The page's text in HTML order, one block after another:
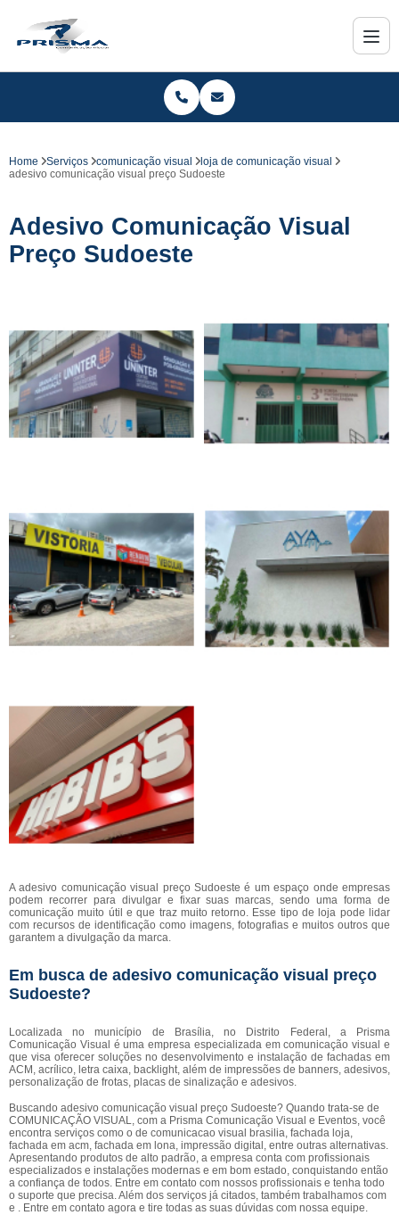
Home Serviços comunicação visual
loja de comunicação visual
adesivo comunicação visual preço Sudoeste
Adesivo Comunicação Visual
Preço Sudoeste
A adesivo comunicação visual preço Sudoeste é um espaço onde empresas
podem recorrer para divulgar e fixar suas marcas, sendo uma forma de
comunicação muito útil e que traz muito retorno. Esse tipo de loja pode lidar
com recursos de identificação como imagens, fotografias e muitos outros que
garantem a divulgação da marca.
Em busca de adesivo comunicação visual preço
Sudoeste?
Localizada no município de Brasília, no Distrito Federal, a Prisma
Comunicação Visual é uma empresa especializada em comunicação visual e
que visa oferecer soluções no desenvolvimento e instalação de fachadas em
ACM, acrílico, letra caixa, backlight, além de impressões de banners, adesivos,
personalização de frotas, placas de sinalização e adesivos.
Buscando adesivo comunicação visual preço Sudoeste? Quando trata-se de
COMUNICAÇÃO VISUAL, com a Prisma Comunicação Visual e Eventos, você
encontra serviços como o de comunicacao visual brasilia, fachada loja,
fachada em acm, fachada em lona, impressão digital, entre outras alternativas.
Apresentando produtos de alto padrão, a empresa conta com profissionais
especializados e instalações modernas e em bom estado, conquistando então
a confiança de todos. Entre em contato com nossos profissionais e tenha todo
o suporte que precisa. Além dos serviços já citados, também trabalhamos com
e . Entre em contato agora e tire todas as suas dúvidas com nossa equipe.